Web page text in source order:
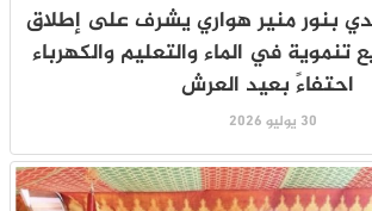
بنور منير هواري يشرف على إطلاق
في الماء والتعليم والكهرباء
احتفاءً بعيد العرش
30 يوليو 2026